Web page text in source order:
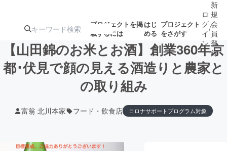
プロジェクトを掲
載するには
はじ
める
プロジェクト
をさがす
注目の新着プロ募集終了が近いプ
ロ
グ
イ
ン
/
新
規
会
員
登
録
【山田錦のお米とお酒】創業360年京
都･伏見で顔の見える酒造りと農家と
の取り組み
富翁 北川本家 フード・飲食店 コロナサポートプログラム対象